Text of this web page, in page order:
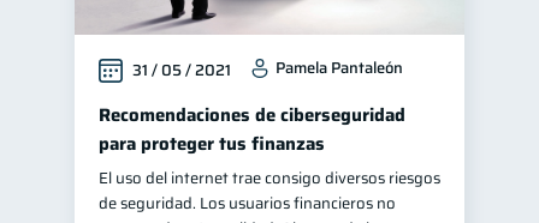
31 / 05 / 2021 Pamela Pantaleón
Recomendaciones de ciberseguridad
para proteger tus finanzas
El uso del internet trae consigo diversos riesgos
de seguridad. Los usuarios financieros no